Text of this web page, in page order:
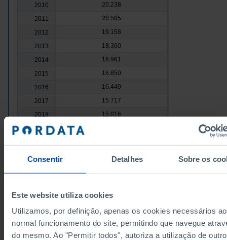
Consentir Detalhes Sobre os
Este website utiliza cookies
Utilizamos, por definição, apenas os cookies necessários ao
normal funcionamento do site, permitindo que navegue
do mesmo. Ao "Permitir todos", autoriza a utilização de
2010
20.238
2011
20.505
2012
19.158
2013
18.360
2014
16.961
2015
16.850
2016
16.449
2017
15.717
2018
15.016
2019
14.349
2024
18.601
Fontes/Entidades: DGS/MS, PORDATA
Última actualização: 2026-05-08
Os valores da série foram revistos pela entidade responsável dos dados. (08/